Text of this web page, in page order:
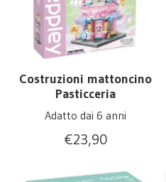
Costruzioni mattoncino
Pasticceria
Adatto dai 6 anni
€23,90